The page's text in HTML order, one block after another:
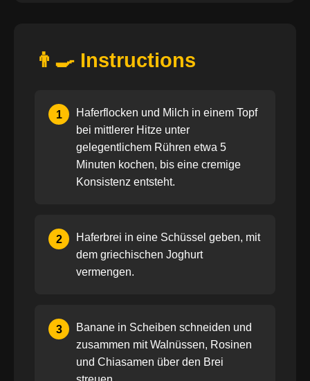
👨‍🍳 Instructions
1
Haferflocken und Milch in einem Topf
bei mittlerer Hitze unter
gelegentlichem Rühren etwa 5
Minuten kochen, bis eine cremige
Konsistenz entsteht.
2
Haferbrei in eine Schüssel geben, mit
dem griechischen Joghurt
vermengen.
3
Banane in Scheiben schneiden und
zusammen mit Walnüssen, Rosinen
und Chiasamen über den Brei